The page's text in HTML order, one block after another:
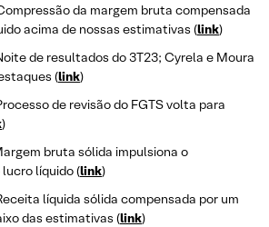
da margem bruta compensada
acima de nossas estimativas (link)
de resultados do 3T23; Cyrela e Moura
(link)
de revisão do FGTS volta para
)
bruta sólida impulsiona o
líquido (link)
líquida sólida compensada por um
das estimativas (link)